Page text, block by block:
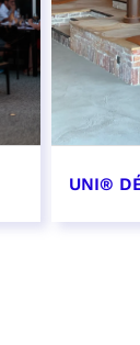
UNI®